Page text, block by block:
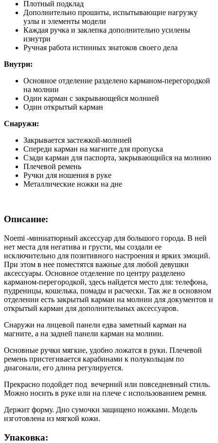
Плотный подклад
Дополнительно прошиты, испытывающие нагрузку
узлы и элементы модели
Каждая ручка и заклепка дополнительно усилены
изнутри
Ручная работа истинных знатоков своего дела
Внутри:
Основное отделение разделено карманом-перегородкой
на молнии
Один карман с закрывающейся молнией
Один открытый карман
Снаружи:
Закрывается застежкой-молнией
Спереди карман на магните для пропуска
Сзади карман для паспорта, закрывающийся на молнию
Плечевой ремень
Ручки для ношения в руке
Металлические ножки на дне
Описание:
Noemi -миниатюрный аксессуар для большого города. В ней
нет места для негатива и грусти, мы создали ее
исключительно для позитивного настроения и ярких эмоций.
При этом в нее поместятся важные для любой девушки
аксессуары. Основное отделение по центру разделено
карманом-перегородкой, здесь найдется место для: телефона,
пудреницы, кошелька, помады и расчески. Так же в основном
отделении есть закрытый карман на молнии для документов и
открытый карман для дополнительных аксессуаров.
Снаружи на лицевой панели едва заметный карман на
магните, а на задней панели карман на молнии.
Основные ручки мягкие, удобно ложатся в руки. Плечевой
ремень пристегивается карабинами к полукольцам по
диагонали, его длина регулируется.
Прекрасно подойдет под вечерний или повседневный стиль.
Можно носить в руке или на плече с использованием ремня.
Держит форму. Дно сумочки защищено ножками. Модель
изготовлена из мягкой кожи.
Упаковка: